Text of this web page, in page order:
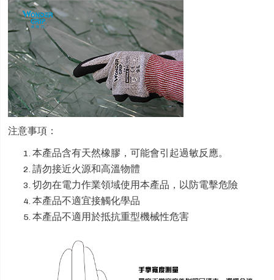
注意事項：
本產品含有天然橡膠，可能會引起過敏反應。
請勿接近火源和高溫物體
切勿在電力作業領域使用本產品，以防電擊危險
本產品不適宜接觸化學品
本產品不適用於抵抗重型機械性危害